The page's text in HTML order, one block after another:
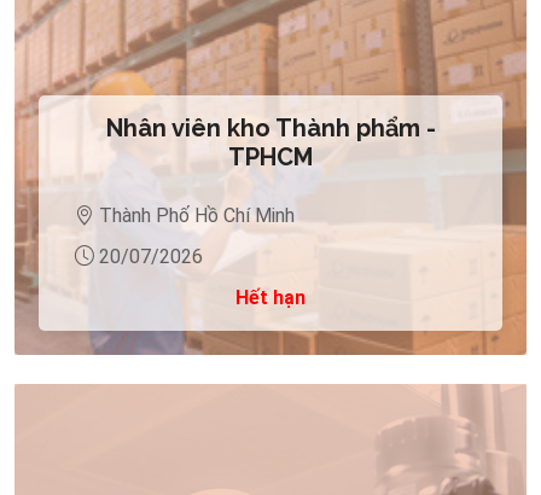
Nhân viên kho Thành phẩm -
TPHCM
Thành Phố Hồ Chí Minh
20/07/2026
Hết hạn